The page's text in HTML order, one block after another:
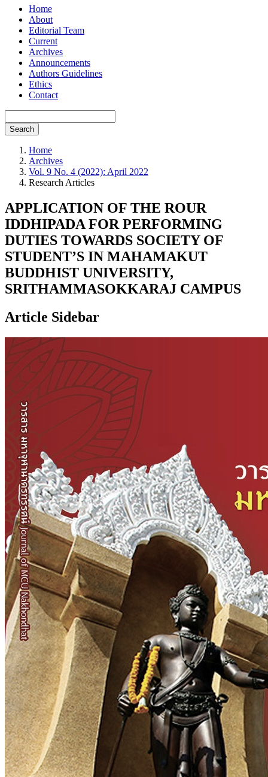
Home
About
Editorial Team
Current
Archives
Announcements
Authors Guidelines
Ethics
Contact
Search
Home
Archives
Vol. 9 No. 4 (2022): April 2022
Research Articles
APPLICATION OF THE ROUR
IDDHIPADA FOR PERFORMING
DUTIES TOWARDS SOCIETY OF
STUDENT’S IN MAHAMAKUT
BUDDHIST UNIVERSITY,
SRITHAMMASOKKARAJ CAMPUS
Article Sidebar